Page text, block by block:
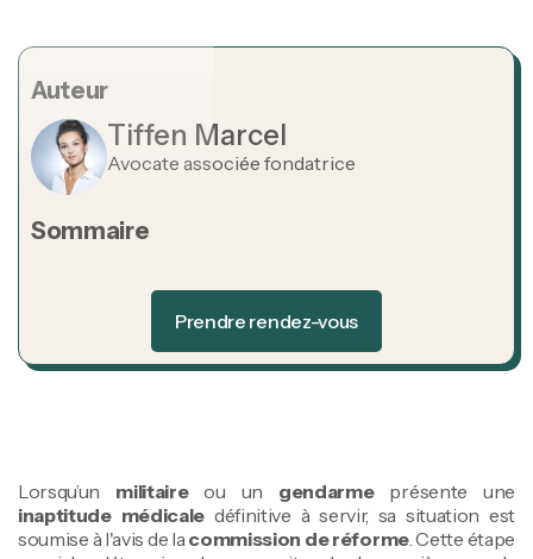
Lorsqu’un militaireou un gendarmeprésente une
inaptitude médicale définitive à servir, sa situation est
soumise à l'avis de lacommission de réforme. Cette étape
Auteur
Tiffen Marcel
Avocate associée fondatrice
Sommaire
Prendre rendez-vous
Prendre rendez-vous